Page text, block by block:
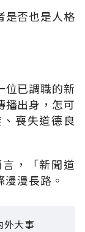
是否也是人格
位已調職的新
播出身，怎可
喪失道德良
，「新聞道
漫長路。
外大事